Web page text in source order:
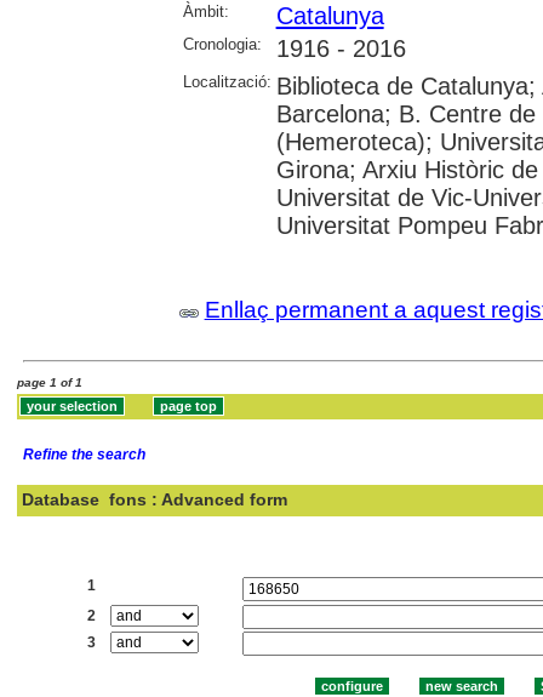
Àmbit: Catalunya
Cronologia: 1916 - 2016
Localització: Biblioteca de
Barcelona; B. Centre
(Hemeroteca);
Girona; Arxiu Històric
Universitat de Vic-
Universitat Pompeu
Enllaç permanent a aquest
page 1 of 1
Refine the search
Database fons : Advanced form
1
2
3